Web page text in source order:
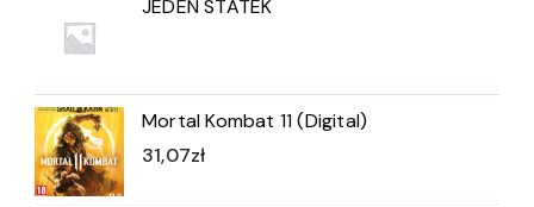
JEDEN STATEK
Mortal Kombat 11 (Digital)
31,07zł